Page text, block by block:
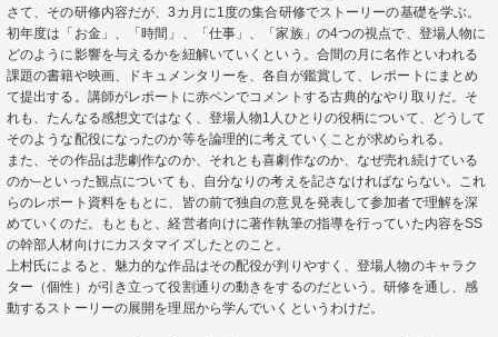
さて、その研修内容だが、3カ月に1度の集合研修でストーリーの基礎を学ぶ。
初年度は「お金」、「時間」、「仕事」、「家族」の4つの視点で、登場人物に
どのように影響を与えるかを紐解いていくという。合間の月に名作といわれる
課題の書籍や映画、ドキュメンタリーを、各自が鑑賞して、レポートにまとめ
て提出する。講師がレポートに赤ペンでコメントする古典的なやり取りだ。そ
れも、たんなる感想文ではなく、登場人物1人ひとりの役柄について、どうして
そのような配役になったのか等を論理的に考えていくことが求められる。
また、その作品は悲劇作なのか、それとも喜劇作なのか、なぜ売れ続けている
のか–といった観点についても、自分なりの考えを記さなければならない。これ
らのレポート資料をもとに、皆の前で独自の意見を発表して参加者で理解を深
めていくのだ。もともと、経営者向けに著作執筆の指導を行っていた内容をSS
の幹部人材向けにカスタマイズしたとのこと。
上村氏によると、魅力的な作品はその配役が判りやすく、登場人物のキャラク
ター（個性）が引き立って役割通りの動きをするのだという。研修を通し、感
動するストーリーの展開を理屈から学んでいくというわけだ。